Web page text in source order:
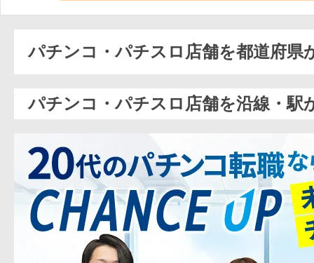
パチンコ・パチスロ店舗を都道府県
パチンコ・パチスロ店舗を沿線・駅